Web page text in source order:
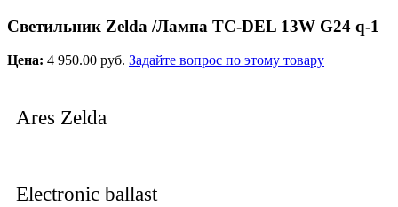
Светильник Zelda /Лампа TC-DEL 13W G24 q-1
Цена: 4 950.00 руб. Задайте вопрос по этому товару
Ares Zelda
Electronic ballast